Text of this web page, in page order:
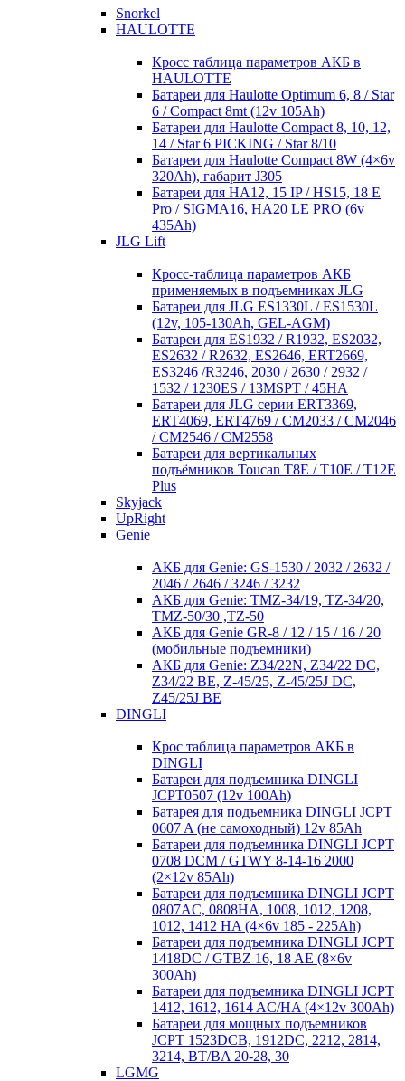
Snorkel
HAULOTTE
Кросc таблица параметров АКБ в
HAULOTTE
Батареи для Haulotte Optimum 6, 8 / Star
6 / Compact 8mt (12v 105Ah)
Батареи для Haulotte Compact 8, 10, 12,
14 / Star 6 PICKING / Star 8/10
Батареи для Haulotte Compact 8W (4×6v
320Ah), габарит J305
Батареи для HA12, 15 IP / HS15, 18 E
Pro / SIGMA16, HA20 LE PRO (6v
435Ah)
JLG Lift
Кросc-таблица параметров АКБ
применяемых в подъемниках JLG
Батареи для JLG ES1330L / ES1530L
(12v, 105-130Ah, GEL-AGM)
Батареи для ES1932 / R1932, ES2032,
ES2632 / R2632, ES2646, ERT2669,
ES3246 /R3246, 2030 / 2630 / 2932 /
1532 / 1230ES / 13MSPT / 45HA
Батареи для JLG серии ERT3369,
ERT4069, ERT4769 / CM2033 / CM2046
/ CM2546 / CM2558
Батареи для вертикальных
подъёмников Toucan T8E / T10E / T12E
Plus
Skyjack
UpRight
Genie
АКБ для Genie: GS-1530 / 2032 / 2632 /
2046 / 2646 / 3246 / 3232
АКБ для Genie: TMZ-34/19, TZ-34/20,
TMZ-50/30 ,TZ-50
АКБ для Genie GR-8 / 12 / 15 / 16 / 20
(мобильные подъемники)
АКБ для Genie: Z34/22N, Z34/22 DC,
Z34/22 BE, Z-45/25, Z-45/25J DC,
Z45/25J BE
DINGLI
Крос таблица параметров АКБ в
DINGLI
Батареи для подъемника DINGLI
JCPT0507 (12v 100Ah)
Батарея для подъемника DINGLI JCPT
0607 A (не самоходный) 12v 85Ah
Батареи для подъемника DINGLI JCPT
0708 DCM / GTWY 8-14-16 2000
(2×12v 85Ah)
Батареи для подъемника DINGLI JCPT
0807AC, 0808HA, 1008, 1012, 1208,
1012, 1412 HA (4×6v 185 - 225Ah)
Батареи для подъемника DINGLI JCPT
1418DC / GTBZ 16, 18 AE (8×6v
300Ah)
Батареи для подъемника DINGLI JCPT
1412, 1612, 1614 AC/HA (4×12v 300Ah)
Батареи для мощных подъемников
JCPT 1523DCB, 1912DC, 2212, 2814,
3214, BT/BA 20-28, 30
LGMG